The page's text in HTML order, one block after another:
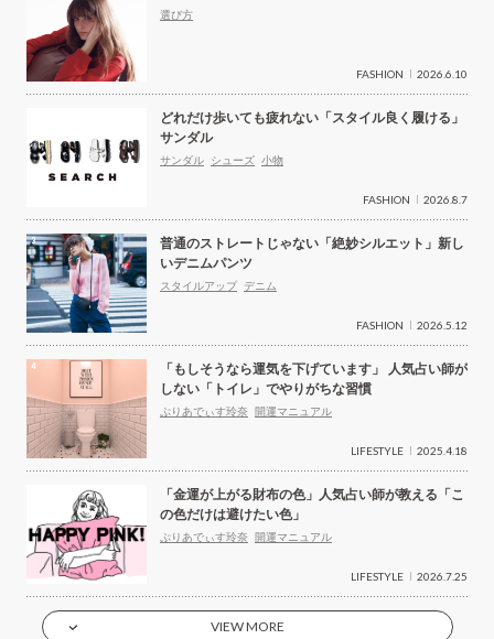
選び方
FASHION 2026.6.10
どれだけ歩いても疲れない「スタイル良く履ける」
サンダル
サンダル シューズ 小物
FASHION 2026.8.7
普通のストレートじゃない「絶妙シルエット」新し
いデニムパンツ
スタイルアップ デニム
FASHION 2026.5.12
「もしそうなら運気を下げています」 人気占い師が
しない「トイレ」でやりがちな習慣
ぷりあでぃす玲奈 開運マニュアル
LIFESTYLE 2025.4.18
「金運が上がる財布の色」人気占い師が教える「こ
の色だけは避けたい色」
ぷりあでぃす玲奈 開運マニュアル
LIFESTYLE 2026.7.25
VIEW MORE